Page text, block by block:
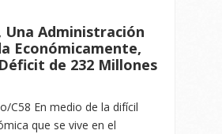
Una Administración
Económicamente,
de 232 Millones
C58 En medio de la difícil
que se vive en el